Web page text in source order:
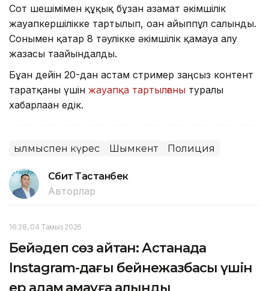
Сот шешімімен құқық бұзған азамат әкімшілік
жауапкершілікке тартылып, оған айыппұл салынды.
Сонымен қатар 8 тәулікке әкімшілік қамауға алу
жазасы тағайындалды.
Бұған дейін 20-дан астам стример заңсыз контент
таратқаны үшін жауапқа тартылғаны туралы
хабарлаған едік.
Қылмыспен күрес Шымкент Полиция
Сәбит Тастанбек
Авторлар
16:28, 04 Тамыз 2026
Бейәдеп сөз айтқан: Астанада
Instagram-дағы бейнежазбасы үшін
ер адам қамауға алынды